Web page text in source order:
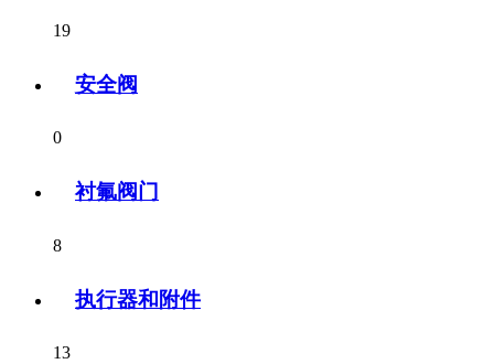
19
安全阀
0
衬氟阀门
8
执行器和附件
13